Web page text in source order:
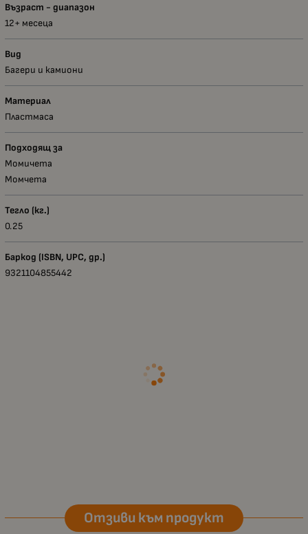
Възраст - диапазон
12+ месеца
Вид
Багери и камиони
Материал
Пластмаса
Подходящ за
Момичета
Момчета
Тегло (кг.)
0.25
Баркод (ISBN, UPC, др.)
9321104855442
Отзиви към продукт